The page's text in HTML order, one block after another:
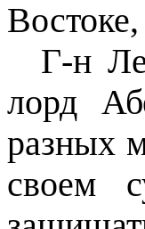
Г-н
лорд
разных
своем